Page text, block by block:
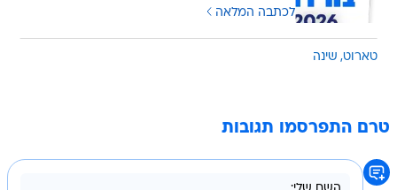
לכתבה המלאה
טארוט שינה
טרם התפרסמו תגובות